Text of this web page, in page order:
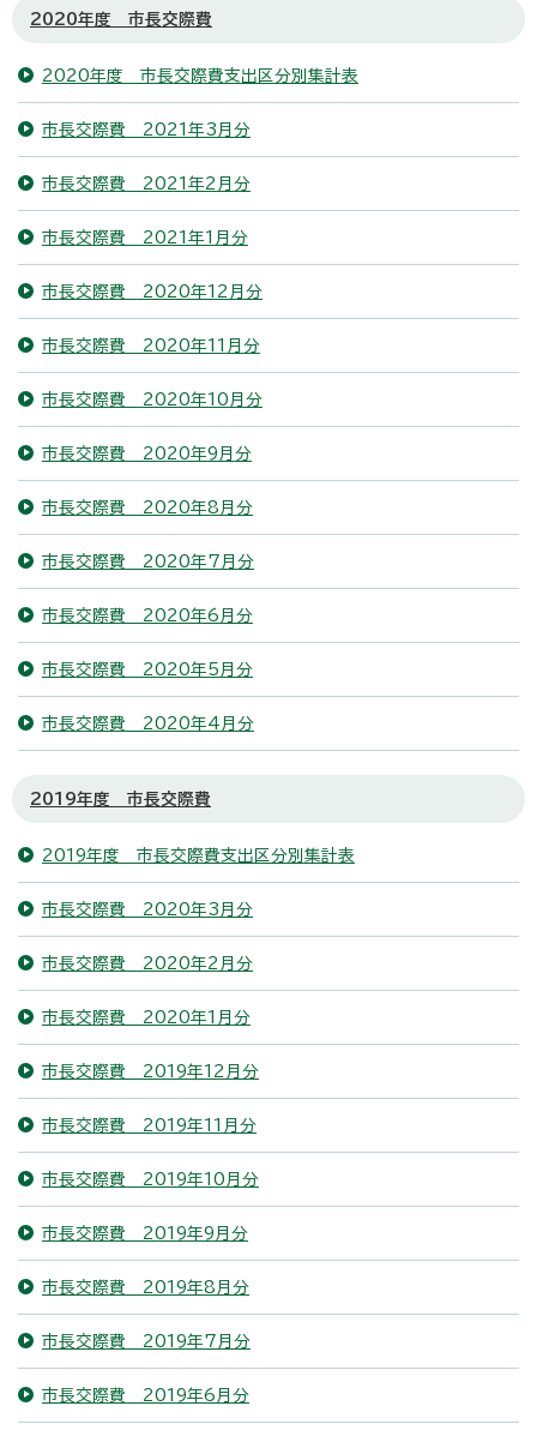
2020年度 市長交際費
2020年度 市長交際費支出区分別集計表
市長交際費 2021年3月分
市長交際費 2021年2月分
市長交際費 2021年1月分
市長交際費 2020年12月分
市長交際費 2020年11月分
市長交際費 2020年10月分
市長交際費 2020年9月分
市長交際費 2020年8月分
市長交際費 2020年7月分
市長交際費 2020年6月分
市長交際費 2020年5月分
市長交際費 2020年4月分
2019年度 市長交際費
2019年度 市長交際費支出区分別集計表
市長交際費 2020年3月分
市長交際費 2020年2月分
市長交際費 2020年1月分
市長交際費 2019年12月分
市長交際費 2019年11月分
市長交際費 2019年10月分
市長交際費 2019年9月分
市長交際費 2019年8月分
市長交際費 2019年7月分
市長交際費 2019年6月分